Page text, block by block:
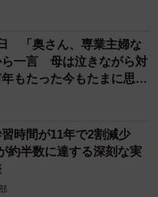
「奥さん、専業主婦な
ら一言 母は泣きながら対
もたった今もたまに思い
時間が11年で2割減少
約半数に達する深刻な実